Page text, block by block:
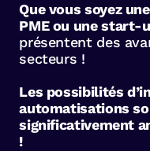
Que vous soyez
PME ou une start-
présentent des
secteurs !
Les possibilités
automatisations
significativement
!